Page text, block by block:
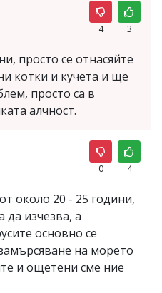
4 3
просто се отнасяйте
котки и кучета и ще
просто са в
алчност.
0 4
около 20 - 25 години,
да изчезва, а
основно се
на морето
и ощетени сме ние